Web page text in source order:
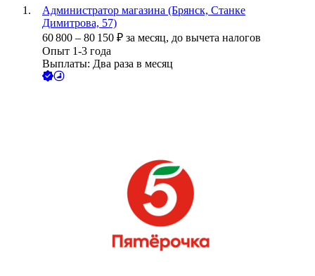
Администратор магазина (Брянск, Станке
Димитрова, 57)
60 800 – 80 150 ₽ за месяц, до вычета налогов
Опыт 1-3 года
Выплаты: Два раза в месяц